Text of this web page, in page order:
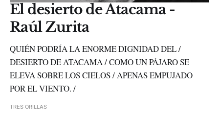
El desierto de Atacama -
Raúl Zurita
QUIÉN PODRÍA LA ENORME DIGNIDAD DEL /
DESIERTO DE ATACAMA / COMO UN PÁJARO SE
ELEVA SOBRE LOS CIELOS / APENAS EMPUJADO
POR EL VIENTO. /
TRES ORILLAS